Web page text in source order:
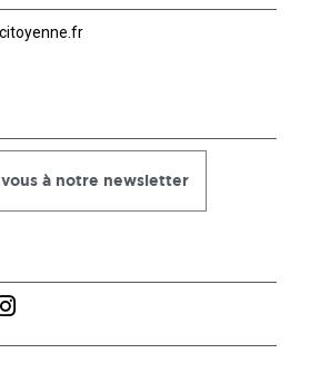
à notre newsletter